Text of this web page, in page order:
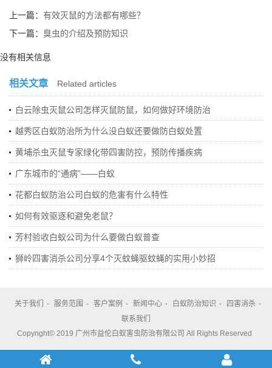
上一篇： 有效灭鼠的方法都有哪些？
下一篇： 臭虫的介绍及预防知识
没有相关信息
相关文章 Related articles
白云除虫灭鼠公司怎样灭鼠防鼠，如何做好环境防治
越秀区白蚁防治所为什么没白蚁还要做防白蚁处置
黄埔杀虫灭鼠专家绿化带四害防控，预防传播疾病
广东城市的“通病”——白蚁
花都白蚁防治公司白蚁的危害有什么特性
如何有效驱逐和避免老鼠？
芳村验收白蚁公司为什么要做白蚁普查
狮岭四害消杀公司分享4个灭蚊蝇驱蚊蝇的实用小妙招
关于我们 - 服务范围 - 客户案例 - 新闻中心 - 白蚁防治知识 - 四害消杀 -
联系我们
Copynght© 2019 广州市益伦白蚁害虫防治有限公司 All Rights Reserved